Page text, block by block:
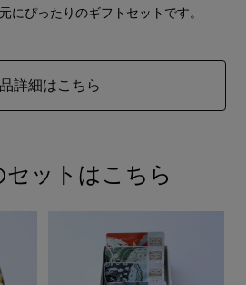
にぴったりのギフトセットです。
詳細はこちら
セットはこちら